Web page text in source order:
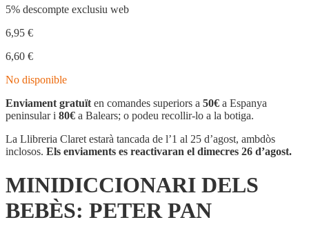
5% descompte exclusiu web
6,95 €
6,60 €
No disponible
Enviament gratuït en comandes superiors a 50€ a Espanya
peninsular i 80€ a Balears; o podeu recollir-lo a la botiga.
La Llibreria Claret estarà tancada de l’1 al 25 d’agost, ambdòs
inclosos. Els enviaments es reactivaran el dimecres 26 d’agost.
MINIDICCIONARI DELS
BEBÈS: PETER PAN